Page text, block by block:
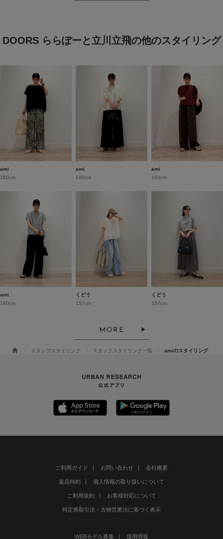
DOORS ららぽーと立川立飛の他のスタイリング
ami
160cm
ami
160cm
ami
160cm
ami
160cm
くどう
157cm
くどう
157cm
MORE
スタッフスタイリング スタッフスタイリング一覧 amiのスタイリング
ご利用ガイド お問い合わせ 会社概要
返品特約 個人情報の取り扱いについて
ご利用規約 お客様対応について
特定商取引法・古物営業法に基づく表示
WEBモデル募集 採用情報